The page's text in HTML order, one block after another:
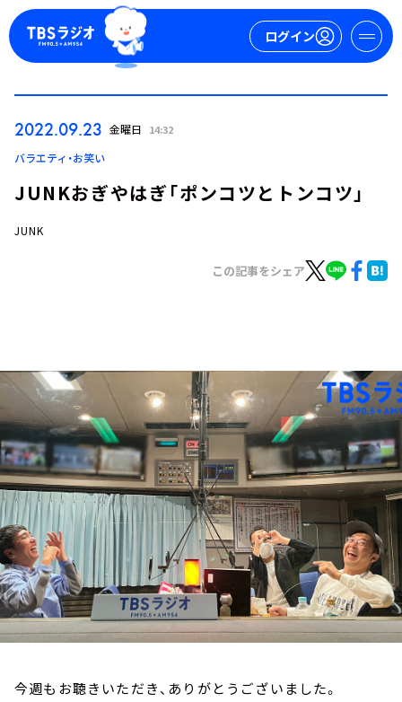
ログイン
ログイン
トピックス
TBS Podcast
お知らせ
イベント・グッズ
YouTube
会社情報
2022.09.23 金曜日 14:32
バラエティ・お笑い
JUNKおぎやはぎ「ポンコツとトンコツ」
JUNK
この記事をシェア
今週もお聴きいただき、ありがとうございました。